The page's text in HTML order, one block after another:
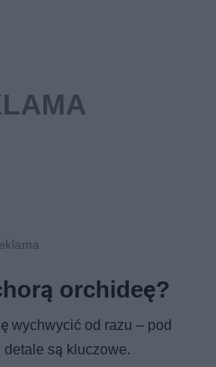
orchideę?
wychwycić od razu – pod
są kluczowe.